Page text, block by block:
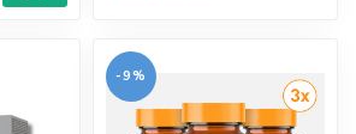
-9%